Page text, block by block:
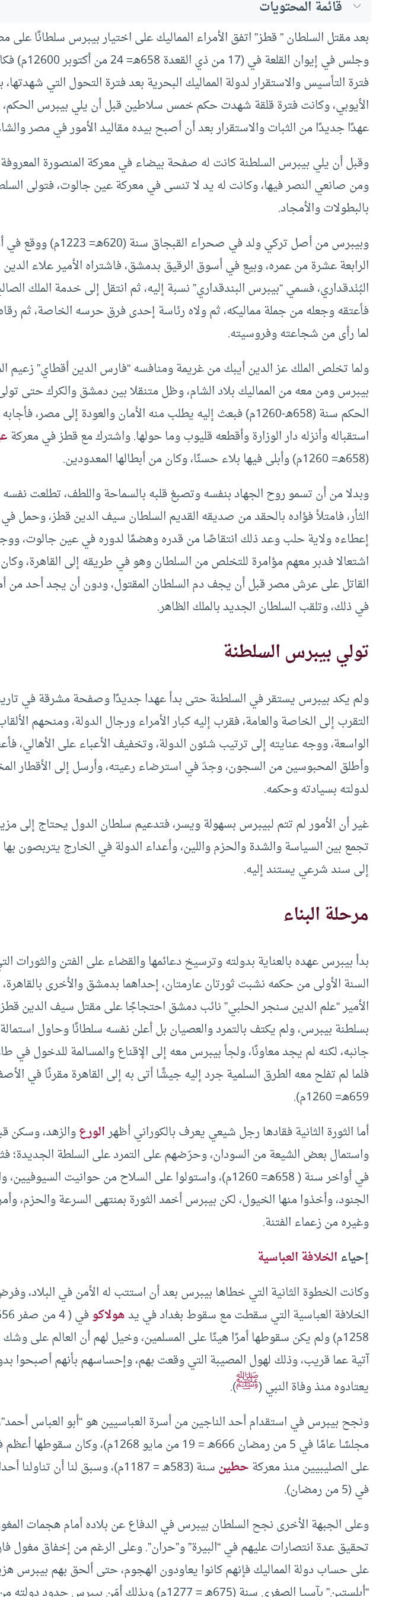
قائمة المحتويات
بعد مقتل السلطان ” قطز” اتفق الأمراء المماليك على اختيار بيبرس سلطانًا على
وجلس في إيوان
فترة التأسيس والاستقرار لدولة المماليك البحرية بعد فترة التحول التي
الأيوبي، وكانت فترة قلقة شهدت حكم خمس سلاطين قبل أن يلي بيبرس الحكم،
عهدًا جديدًا من الثبات والاستقرار بعد أن أصبح بيده مقاليد الأمور في مصر
وقبل أن يلي بيبرس السلطنة كانت له صفحة بيضاء في معركة المنصورة
ومن صانعي النصر فيها، وكانت له يد لا تنسى في معركة عين جالوت، فتولى
بالبطولات والأمجاد.
وبيبرس من أصل تركي ولد في صحراء
الرابعة عشرة من عمره، وبيع في أسوق الرقيق بدمشق، فاشتراه الأمير علاء
البُنْدقداري، فسمي “بيبرس البندقداري” نسبة إليه، ثم انتقل إلى خدمة الملك
فأعتقه وجعله من جملة مماليكه، ثم ولاه رئاسة إحدى فرق حرسه الخاصة، ثم رقاه
لما رأى من شجاعته وفروسيته.
ولما تخلص الملك عز الدين أيبك من غريمة ومنافسه “فارس الدين أقطاي” زعيم
بيبرس ومن معه من المماليك بلاد الشام، وظل متنقلا بين دمشق والكرك حتى
الحكم سنة (658هـ-1260م) فبعث إليه يطلب منه الأمان والعودة إلى مصر،
استقباله وأنزله دار الوزارة وأقطعه قليوب وما حولها. واشترك مع قطز في معركة
(658هـ= 1260م) وأبلى فيها بلاء حسنًا، وكان من أبطالها المعدودين.
وبدلا من أن تسمو روح الجهاد بنفسه وتصبغ قلبه بالسماحة واللطف، تطلعت نفسه
الثأر، فامتلأ فؤاده بالحقد من صديقه القديم السلطان سيف الدين قطز،
إعطاءه ولاية حلب وعد ذلك انتقاصًا من قدره وهضمًا لدوره في عين جالوت،
اشتعالا فدبر معهم مؤامرة للتخلص من السلطان وهو في طريقه إلى القاهرة،
القاتل على عرش مصر قبل أن يجف دم السلطان المقتول، ودون أن يجد أحد من
في ذلك، وتلقب السلطان الجديد بالملك الظاهر.
تولي بيبرس السلطنة
ولم يكد بيبرس يستقر في السلطنة حتى بدأ عهدا جديدًا وصفحة مشرقة في
التقرب إلى الخاصة والعامة، فقرب إليه كبار الأمراء ورجال الدولة، ومنحهم
الواسعة، ووجه عنايته إلى ترتيب شئون الدولة، وتخفيف الأعباء على الأهالي،
وأطلق المحبوسين من السجون، وجدّ في استرضاء رعيته، وأرسل إلى الأقطار
لدولته بسيادته وحكمه.
غير أن الأمور لم تتم لبيبرس بسهولة ويسر، فتدعيم سلطان الدول يحتاج إلى
تجمع بين السياسة والشدة والحزم واللين، وأعداء الدولة في الخارج يتربصون
إلى سند شرعي يستند إليه.
مرحلة البناء
بدأ بيبرس عهده بالعناية بدولته وترسيخ دعائمها والقضاء على الفتن والثورات
السنة الأولى من حكمه نشبت ثورتان عارمتان، إحداهما بدمشق والأخرى بالقاهرة،
الأمير “علم الدين سنجر الحلبي” نائب دمشق احتجاجًا على مقتل سيف الدين
بسلطنة بيبرس، ولم يكتف بالتمرد والعصيان بل أعلن نفسه سلطانًا وحاول
جانبه، لكنه لم يجد معاونًا، ولجأ بيبرس معه إلى الإقناع والمسالمة للدخول في
659هـ= 1260م).
أما الثورة الثانية فقادها رجل شيعي يعرف بالكوراني أظهرالورعوالزهد، وسكن
واستمال بعض الشيعة من السودان، وحرّضهم على التمرد على السلطة الجديدة؛
في أواخر سنة ( 658هـ= 1260م)، واستولوا على السلاح من حوانيت
الجنود، وأخذوا منها الخيول، لكن بيبرس أخمد الثورة بمنتهى السرعة والحزم،
وغيره من زعماء الفتنة.
إحياءالخلافة العباسية
وكانت الخطوة الثانية التي خطاها بيبرس بعد أن استتب له الأمن في البلاد،
الخلافة العباسية التي سقطت مع سقوط بغداد في يدهولاكو
1258م) ولم يكن سقوطها أمرًا هينًا على المسلمين، وخيل لهم أن العالم على وشك
آتية عما قريب، وذلك لهول المصيبة التي وقعت بهم، وإحساسهم بأنهم أصبحوا
يعتادوه منذ وفاة النبي (ﷺ).
ونجح بيبرس في استقدام أحد الناجين من أسرة العباسيين هو “أبو العباس
مجلسًا عامًا في 5 من رمضان 666هـ = 19 من مايو
على الصليبيين منذ معركةحطين
سنة (583هـ = 1187م)، وسبق لنا أن
في (5 من رمضان).
وعلى الجبهة الأخرى نجح السلطان بيبرس في الدفاع عن بلاده أمام هجمات
تحقيق عدة انتصارات عليهم في “البيرة” و”حران”. وعلى الرغم من إخفاق مغول
على حساب دولة المماليك فإنهم كانوا يعاودون الهجوم، حتى ألحق بهم بيبرس
“أبلستين” بآسيا الصغرى سنة (675هـ = 1277م) وبذلك أمّن